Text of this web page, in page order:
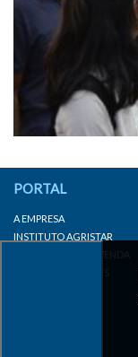
PORTAL
A EMPRESA
INSTITUTO AGRISTAR
DISTRIBUIDOR/REVENDA
LINKS IMPORTANTES